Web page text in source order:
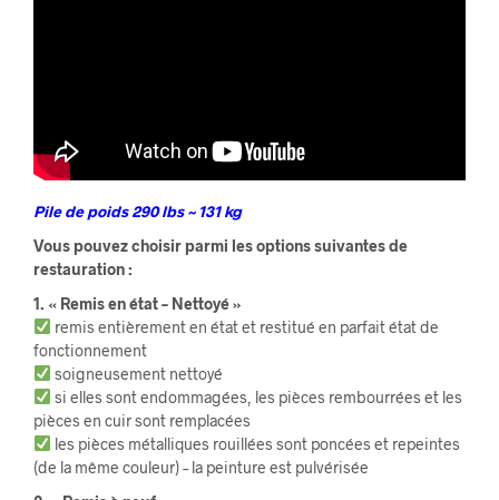
Pile de poids 290 lbs ~ 131 kg
Vous pouvez choisir parmi les options suivantes de
restauration :
1. « Remis en état – Nettoyé »
remis entièrement en état et restitué en parfait état de
fonctionnement
soigneusement nettoyé
si elles sont endommagées, les pièces rembourrées et les
pièces en cuir sont remplacées
les pièces métalliques rouillées sont poncées et repeintes
(de la même couleur) – la peinture est pulvérisée